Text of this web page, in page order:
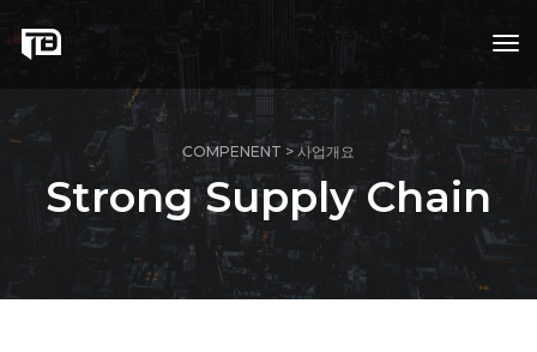
COMPENENT > 사업개요
Strong Supply Chain